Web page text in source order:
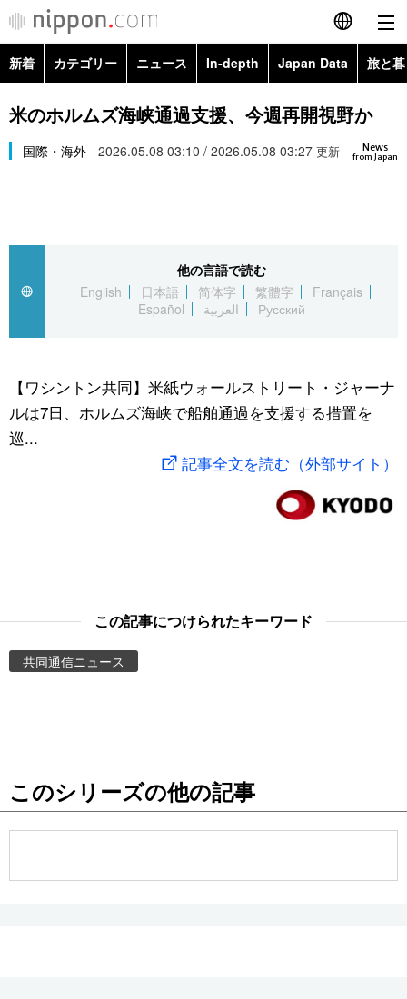
English
简体字
繁體字
العربية
社会
文化
旅と暮らし
動画/Live
お知らせ
新着 カテゴリー ニュース In-depth Japan Data 旅と
政治・外交
経済・ビジネス
社会
文化
科学・技術
暮らし
スポーツ・東京2020
Topics
Images
お知らせ
米のホルムズ海峡通過支援、今週再開視野か
News
from Japan
国際・海外 2026.05.08 03:10 / 2026.05.08 03:27 更新
他の言語で読む
English
日本語 简体字 繁體字
Français
Español
العربية Русский
【ワシントン共同】米紙ウォールストリート・ジャーナ
ルは7日、ホルムズ海峡で船舶通過を支援する措置を
巡...
記事全文を読む（外部サイト）
この記事につけられたキーワード
共同通信ニュース
このシリーズの他の記事